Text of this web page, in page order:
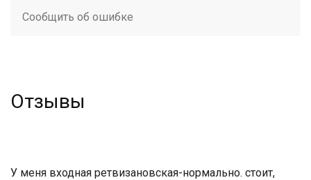
Сообщить об ошибке
Отзывы
У меня входная ретвизановская-нормально. стоит,